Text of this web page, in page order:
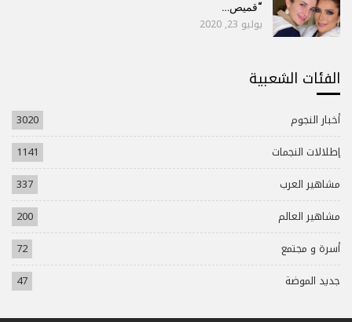
“قميص…
يوليو 23, 2020
الفئات الشعبية
أخبار النجوم
3020
إطلالات النجمات
1141
مشاهير العرب
337
مشاهير العالم
200
أسرة و مجتمع
72
جديد الموضة
47